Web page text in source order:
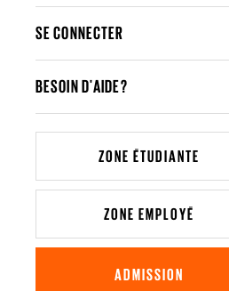
SE CONNECTER
BESOIN D'AIDE?
ZONE ÉTUDIANTE
ZONE EMPLOYÉ
ADMISSION